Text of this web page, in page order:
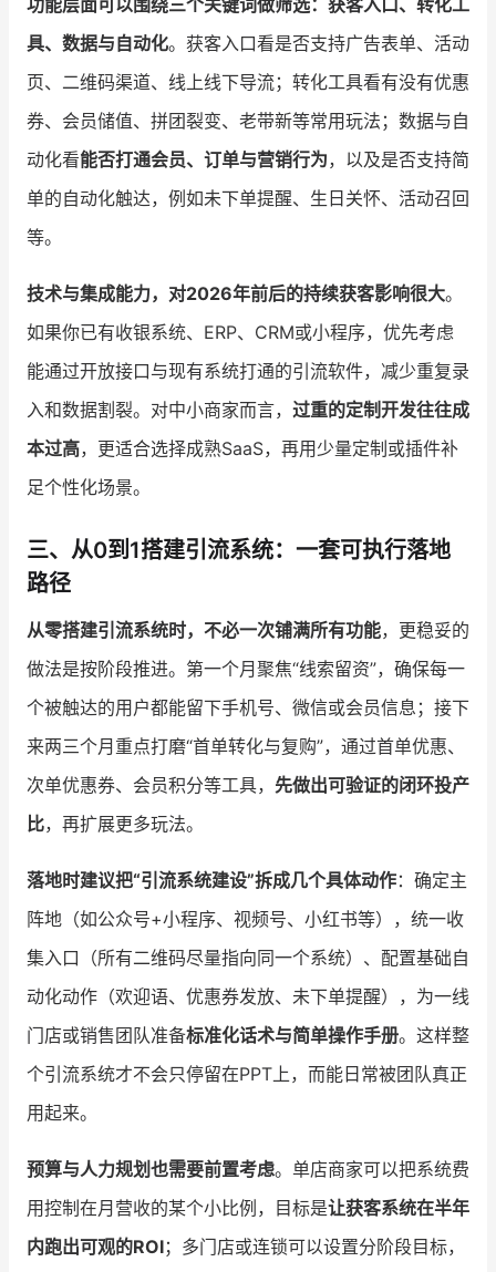
功能层面可以围绕三个关键词做筛选：获客入口、转化工
具、数据与自动化。获客入口看是否支持广告表单、活动
页、二维码渠道、线上线下导流；转化工具看有没有优惠
券、会员储值、拼团裂变、老带新等常用玩法；数据与自
动化看能否打通会员、订单与营销行为，以及是否支持简
单的自动化触达，例如未下单提醒、生日关怀、活动召回
等。
技术与集成能力，对2026年前后的持续获客影响很大。
如果你已有收银系统、ERP、CRM或小程序，优先考虑
能通过开放接口与现有系统打通的引流软件，减少重复录
入和数据割裂。对中小商家而言， 过重的定制开发往往成
本过高，更适合选择成熟SaaS，再用少量定制或插件补
足个性化场景。
三、从0到1搭建引流系统：一套可执行落地
路径
从零搭建引流系统时，不必一次铺满所有功能，更稳妥的
做法是按阶段推进。第一个月聚焦“线索留资”，确保每一
个被触达的用户都能留下手机号、微信或会员信息；接下
来两三个月重点打磨“首单转化与复购”，通过首单优惠、
次单优惠券、会员积分等工具， 先做出可验证的闭环投产
比，再扩展更多玩法。
落地时建议把“引流系统建设”拆成几个具体动作：确定主
阵地（如公众号+小程序、视频号、小红书等），统一收
集入口（所有二维码尽量指向同一个系统）、配置基础自
动化动作（欢迎语、优惠券发放、未下单提醒），为一线
门店或销售团队准备标准化话术与简单操作手册。这样整
个引流系统才不会只停留在PPT上，而能日常被团队真正
用起来。
预算与人力规划也需要前置考虑。单店商家可以把系统费
用控制在月营收的某个小比例，目标是让获客系统在半年
内跑出可观的ROI；多门店或连锁可以设置分阶段目标，